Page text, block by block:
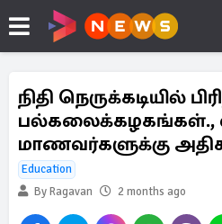
நிதி நெருக்கடியில்
பல்கலைக்கழகங்கள்.,
மாணவர்களுக்கு அதிக
Education
By Ragavan
2 months ago